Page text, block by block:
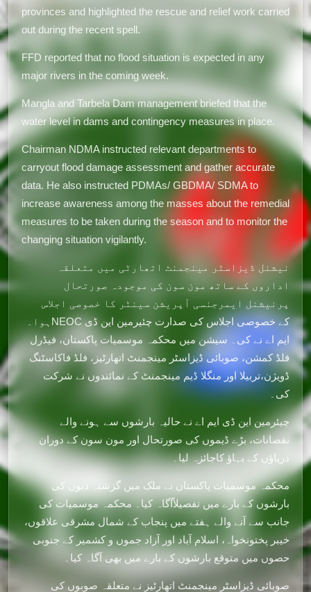
provinces and highlighted the rescue and relief work carried
out during the recent spell.
FFD reported that no flood situation is expected in any
major rivers in the coming week.
Mangla and Tarbela Dam management briefed that the
water level in dams and contingency measures in place.
Chairman NDMA instructed relevant departments to
carryout flood damage assessment and gather accurate
data. He also instructed PDMAs/ GBDMA/ SDMA to
increase awareness among the masses about the remedial
measures to be taken during the season and to monitor the
changing situation vigilantly.
نیشنل ڈیزاسٹر مینجمنٹ اتھارٹی میں متعلقہ
اداروں کے ساتھ مون سون کی موجودہ صورتحال
پرنیشنل ایمرجنسی آپریشن سینٹر کا خصوصی اجلاس
ہوا۔NEOC کے خصوصی اجلاس کی صدارت چئیرمین این ڈی
ایم اے نے کی۔ سیشن میں محکمہ موسمیات پاکستان، فیڈرل
فلڈ کمشن، صوبائی ڈیزاسٹر مینجمنٹ اتھارٹیز، فلڈ فاکاسٹنگ
ڈویژن،تربیلا اور منگلا ڈیم مینجمنٹ کے نمائندوں نے شرکت
کی۔
چیئرمین این ڈی ایم اے نے حالیہ بارشوں سے ہونے والے
نقصانات، بڑے ڈیموں کی صورتحال اور مون سون کے دوران
دریاؤں کے بہاؤ کاجائزہ لیا۔
محکمہ موسمیات پاکستان نے ملک میں گزشتہ دنوں کی
بارشوں کے بارے میں تفصیلاًآگاہ کیا۔ محکمہ موسمیات کی
جانب سے آنے والے ہفتے میں پنجاب کے شمال مشرقی علاقوں،
خیبر پختونخواہ، اسلام آباد اور آزاد جموں و کشمیر کے جنوبی
حصوں میں متوقع بارشوں کے بارے میں بھی آگاہ کیا۔
صوبائی ڈیزاسٹر مینجمنٹ اتھارٹیز نے متعلقہ صوبوں کی